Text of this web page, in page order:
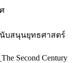
บสนุนยุทธศาสตร์
The Second Century